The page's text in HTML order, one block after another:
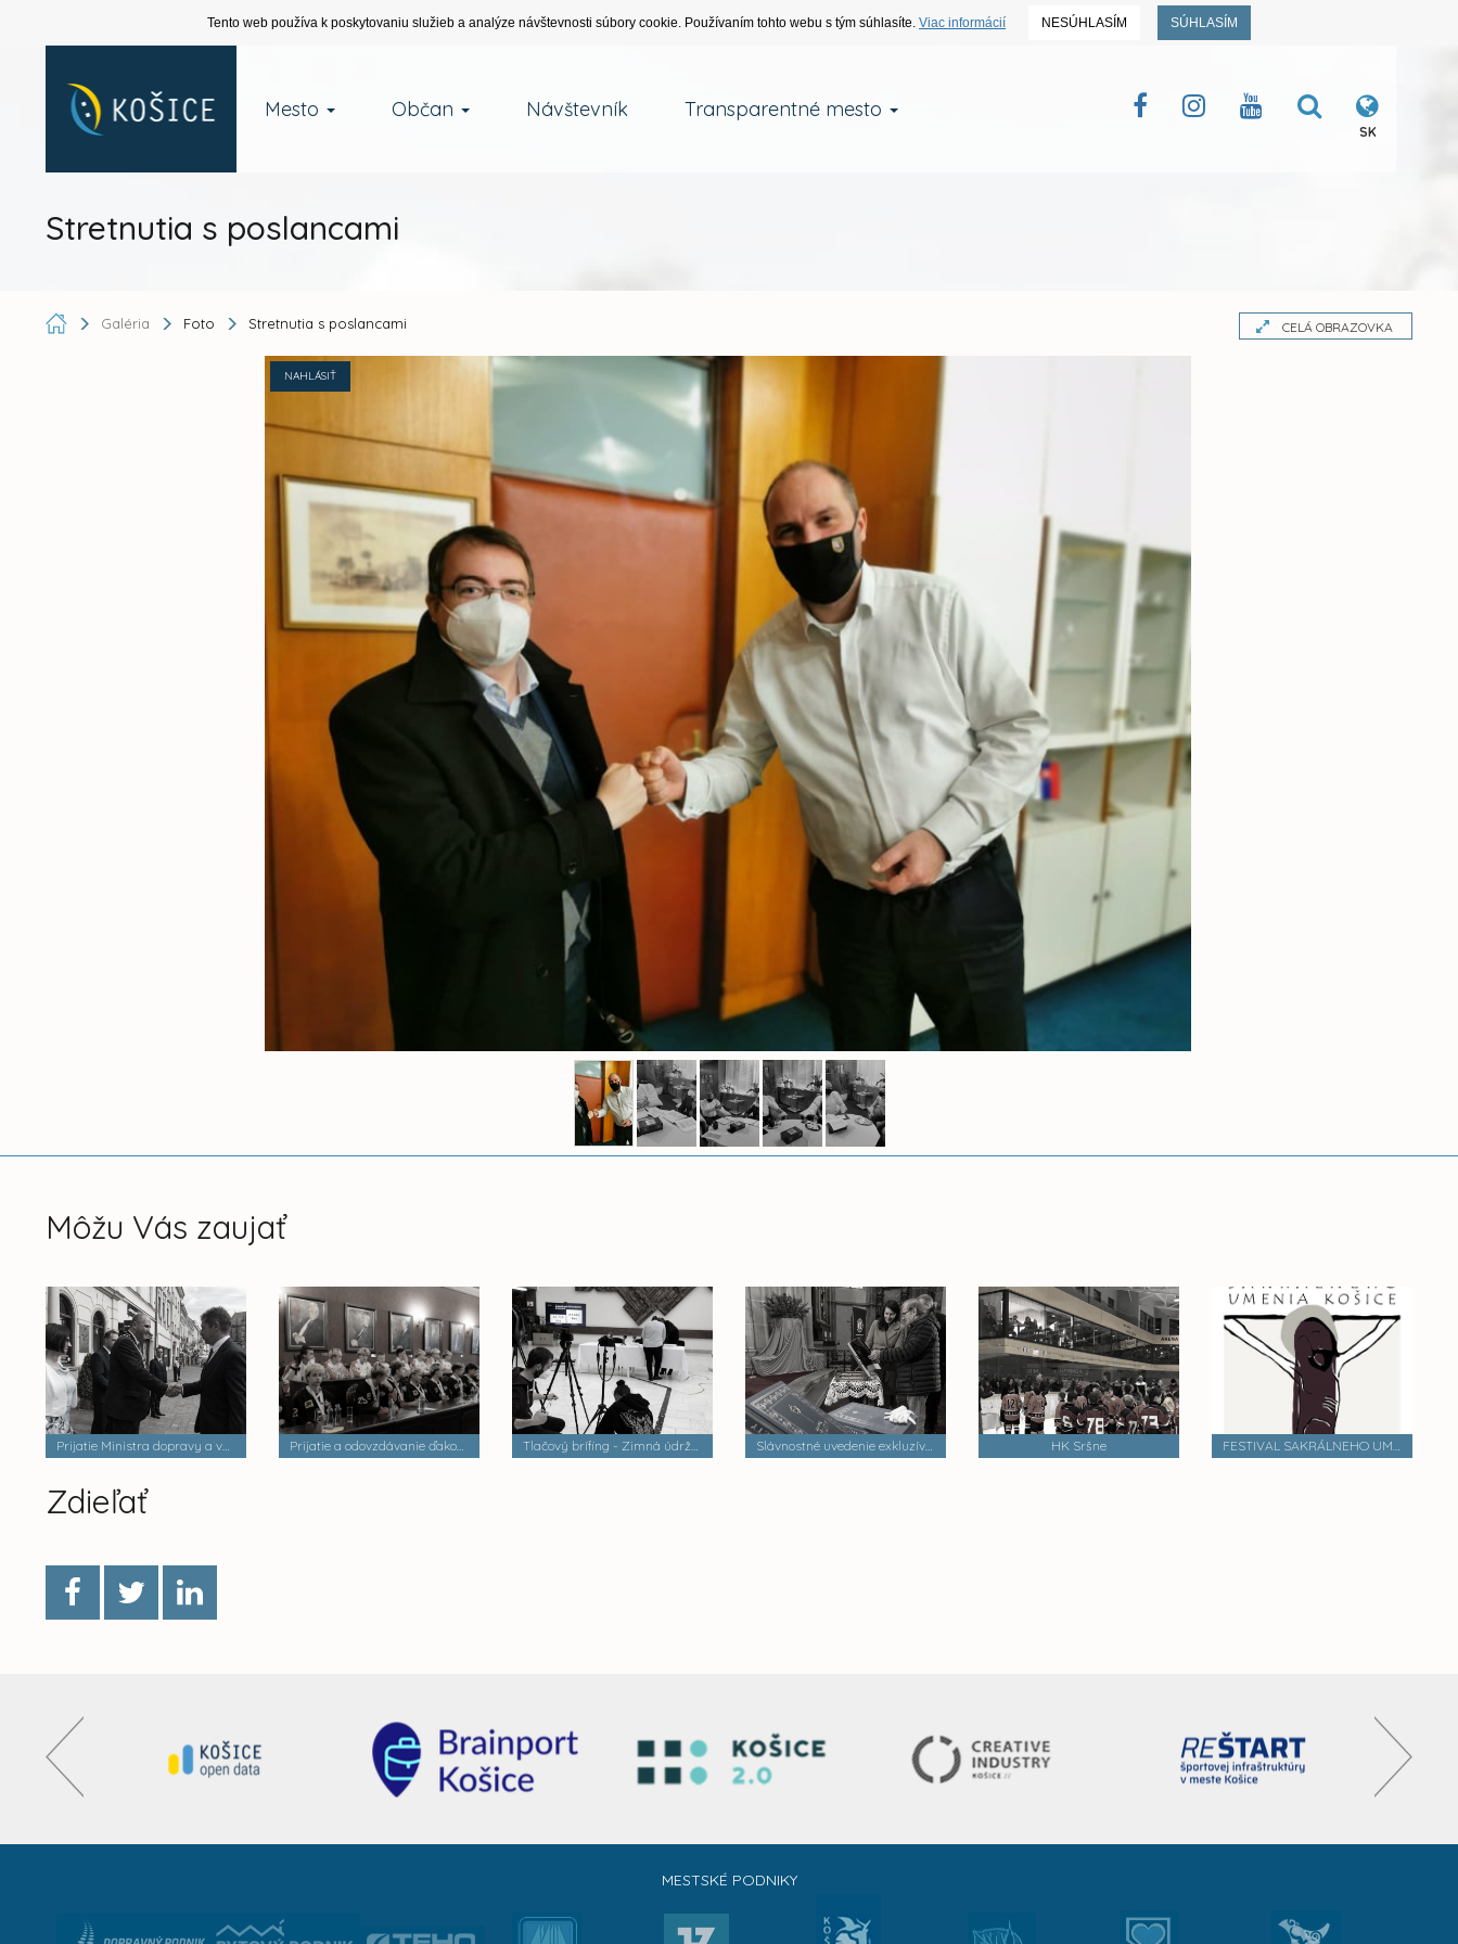
Tento web používa k poskytovaniu služieb a analýze návštevnosti súbory cookie. Používaním tohto webu s tým súhlasíte. Viac informácií NESÚHLASÍM SÚHLASÍM
Mesto Občan Návštevník Transparentné mesto
SK
Stretnutia s poslancami
Galéria Foto Stretnutia s poslancami CELÁ OBRAZOVKA
NAHLÁSIŤ
Môžu Vás zaujať
Prijatie Ministra dopravy a výstavby SR Andreja Doležala v Historickej radnici mesta Košice Prijatie a odovzdávanie ďakovných listov Florbalisti ATU KOŠICE, VK Slávia TU Košice, HC Košice Tlačový brífing - Zimná údržba Slávnostné uvedenie exkluzívnej publikácie z edície Luxusná knižnica HK Sršne FESTIVAL SAKRÁLNEHO UMENIA 2015
Zdieľať
MESTSKÉ PODNIKY